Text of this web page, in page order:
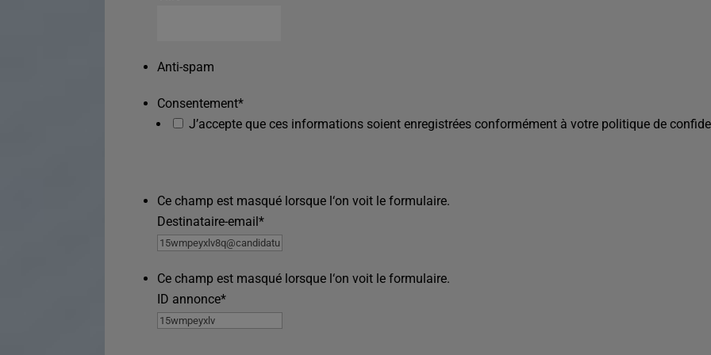
Anti-spam
Consentement*
J’accepte que ces informations soient enregistrées conformément à votre politique de
Ce champ est masqué lorsque l‘on voit le formulaire.
Destinataire-email*
Ce champ est masqué lorsque l‘on voit le formulaire.
ID annonce*